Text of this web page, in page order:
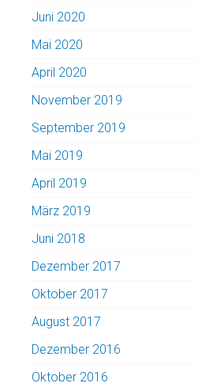
Juni 2020
Mai 2020
April 2020
November 2019
September 2019
Mai 2019
April 2019
März 2019
Juni 2018
Dezember 2017
Oktober 2017
August 2017
Dezember 2016
Oktober 2016